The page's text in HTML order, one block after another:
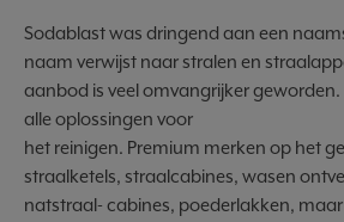
Sodablast was dringend aan een
naam verwijst naar stralen en
aanbod is veel omvangrijker
alle oplossingen voor
het reinigen. Premium merken op het
straalketels, straalcabines, wasen
natstraal- cabines, poederlakken,